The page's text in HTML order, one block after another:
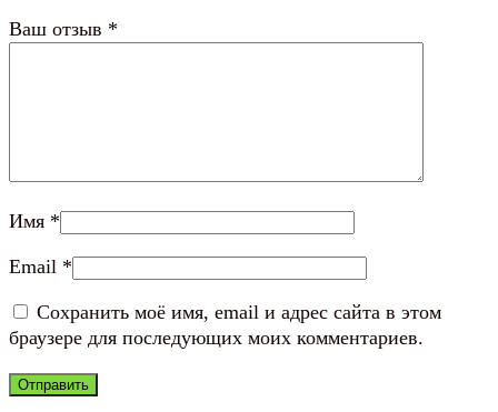
Ваш отзыв *
Имя *
Email *
Сохранить моё имя, email и адрес сайта в этом
браузере для последующих моих комментариев.